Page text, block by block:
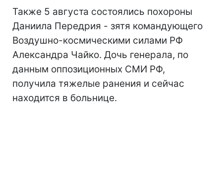
Также 5 августа состоялись похороны
Даниила Передрия - зятя командующего
Воздушно-космическими силами РФ
Александра Чайко. Дочь генерала, по
данным оппозиционных СМИ РФ,
получила тяжелые ранения и сейчас
находится в больнице.